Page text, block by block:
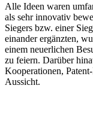
Alle Ideen waren
als sehr innovativ
Siegers bzw. einer
einander ergänzten,
einem neuerlichen
zu feiern. Darüber
Kooperationen,
Aussicht.